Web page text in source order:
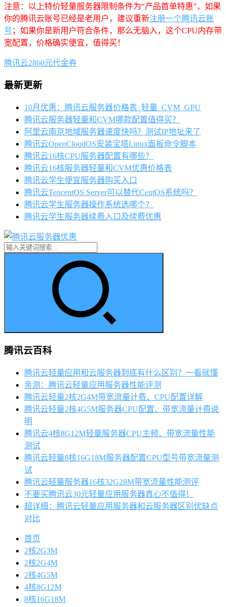
注意：以上特价轻量服务器限制条件为“产品首单特惠”，如果
你的腾讯云账号已经是老用户，建议重新注册一个腾讯云账
号 ；如果你是新用户符合条件，那么无脑入，这个CPU内存带
宽配置，价格确实便宜，值得买！
腾讯云2860元代金券
最新更新
10月优惠：腾讯云服务器价格表_轻量_CVM_GPU
腾讯云服务器轻量和CVM哪款配置值得买？
阿里云南京地域服务器速度快吗？测试IP地址来了
腾讯云OpenCloudOS安装宝塔Linux面板命令脚本
腾讯云16核CPU服务器配置有哪些？
腾讯云16核服务器轻量和CVM优惠价格表
腾讯云学生便宜服务器购买入口
腾讯云TencentOS Server可以替代CentOS系统吗？
腾讯云学生服务器操作系统选哪个？
腾讯云学生服务器续费入口及续费优惠
腾讯云百科
腾讯云轻量应用和云服务器到底有什么区别？一看就懂
亲测：腾讯云轻量应用服务器性能评测
腾讯云轻量2核2G4M带宽流量计费、CPU配置详解
腾讯云轻量2核4G5M服务器CPU配置、带宽流量计费说
明
腾讯云4核8G12M轻量服务器CPU主频、带宽流量性能
测试
腾讯云轻量8核16G18M服务器配置CPU型号带宽流量测
试
腾讯云轻量服务器16核32G28M带宽流量性能测评
不要买腾讯云30元轻量应用服务器真心不值得！
超详细：腾讯云轻量应用服务器和云服务器区别优缺点
对比
首页
2核2G3M
2核2G4M
2核4G5M
4核8G12M
8核16G18M